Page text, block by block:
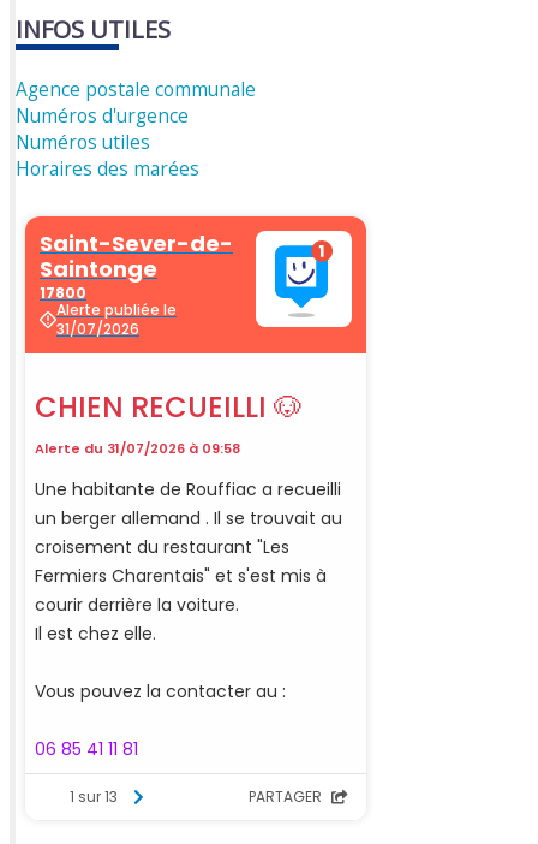
INFOS UTILES
Agence postale communale
Numéros d'urgence
Numéros utiles
Horaires des marées